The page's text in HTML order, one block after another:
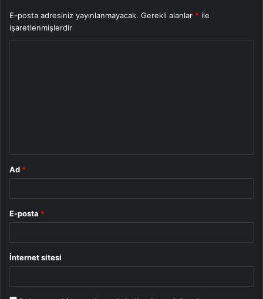
E-posta adresiniz yayınlanmayacak. Gerekli alanlar * ile
işaretlenmişlerdir
Ad *
E-posta *
İnternet sitesi